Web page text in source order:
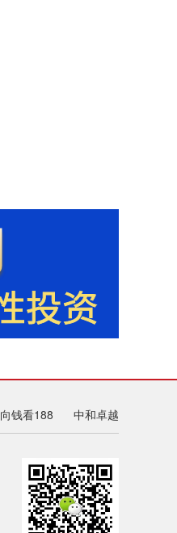
向钱看188 中和卓越